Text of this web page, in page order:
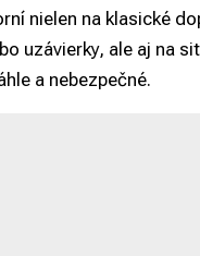
nielen na klasické
uzávierky, ale aj na
a nebezpečné.